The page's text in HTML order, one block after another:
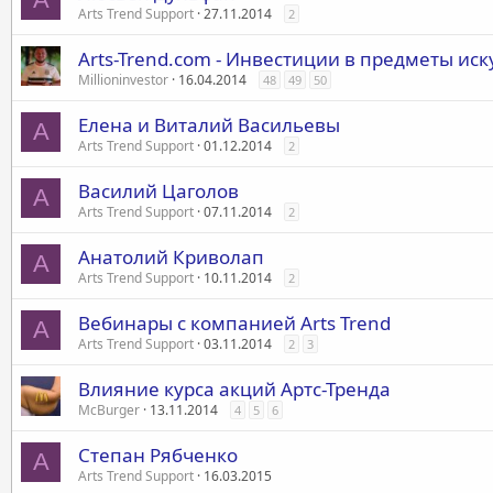
Arts Trend Support 27.11.2014 2
Arts-Trend.com - Инвестиции в предметы
Millioninvestor 16.04.2014 48 49 50
A Елена и Виталий Васильевы
Arts Trend Support 01.12.2014 2
A Василий Цаголов
Arts Trend Support 07.11.2014 2
A Анатолий Криволап
Arts Trend Support 10.11.2014 2
A Вебинары с компанией Arts Trend
Arts Trend Support 03.11.2014 2 3
Влияние курса акций Артс-Тренда
McBurger 13.11.2014 4 5 6
A Степан Рябченко
Arts Trend Support 16.03.2015